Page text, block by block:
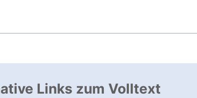
Links zum Volltext